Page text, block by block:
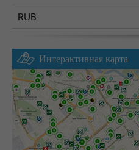
RUB
Интерактивная карта